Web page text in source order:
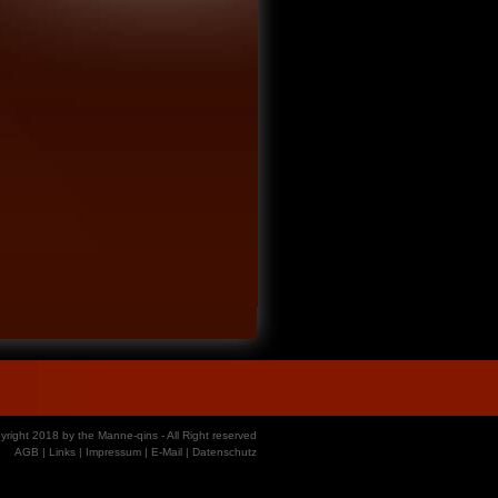
2018 by the Manne-qins - All Right reserved
AGB | Links | Impressum | E-Mail | Datenschutz